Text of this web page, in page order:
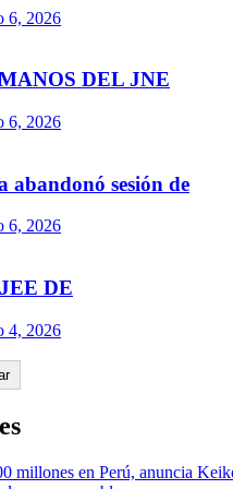
6, 2026
DEL JNE
6, 2026
abandonó sesión de
6, 2026
DE
4, 2026
millones en Perú, anuncia